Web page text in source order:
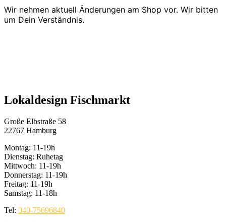
Wir nehmen aktuell Änderungen am Shop vor. Wir bitten
um Dein Verständnis.
Lokaldesign Fischmarkt
Große Elbstraße 58
22767 Hamburg
Montag: 11-19h
Dienstag: Ruhetag
Mittwoch: 11-19h
Donnerstag: 11-19h
Freitag: 11-19h
Samstag: 11-18h
Tel: 040-75696840